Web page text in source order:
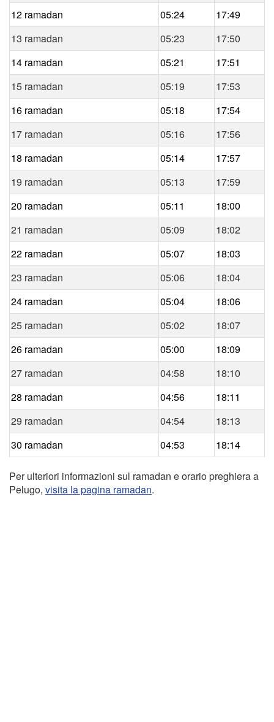
12 ramadan 05:24
17:49
13 ramadan
05:23
17:50
14 ramadan
05:21
17:51
15 ramadan
05:19
17:53
16 ramadan
05:18
17:54
17 ramadan
05:16
17:56
18 ramadan
05:14
17:57
19 ramadan
05:13
17:59
20 ramadan
05:11
18:00
21 ramadan
05:09
18:02
22 ramadan
05:07
18:03
23 ramadan
05:06
18:04
24 ramadan
05:04
18:06
25 ramadan
05:02
18:07
26 ramadan
05:00
18:09
27 ramadan
04:58
18:10
28 ramadan
04:56
18:11
29 ramadan
04:54
18:13
30 ramadan
04:53 18:14
Per ulteriori informazioni sul ramadan e orario preghiera a
Pelugo, visita la pagina ramadan.